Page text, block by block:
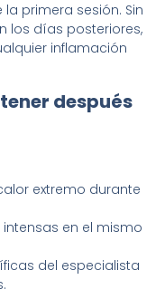
primera sesión. Sin
los días posteriores,
inflamación
después
extremo durante
en el mismo
del especialista